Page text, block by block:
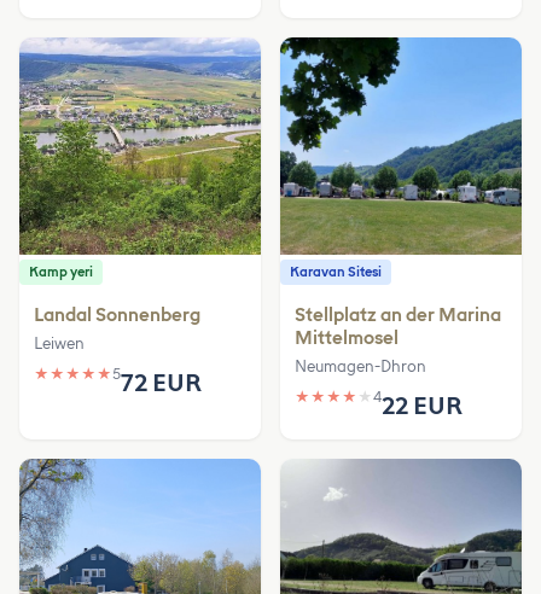
Kamp yeri
Landal Sonnenberg
Leiwen
★ ★ ★ ★ ★572 EUR
Karavan Sitesi
Stellplatz an der Marina
Mittelmosel
Neumagen-Dhron
★ ★ ★ ★ ★ 422 EUR